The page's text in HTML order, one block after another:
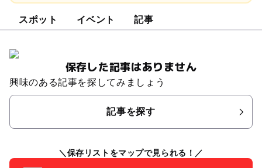
スポット イベント 記事
保存した記事はありません
興味のある記事を探してみましょう
記事を探す
保存リストをマップで見られる！